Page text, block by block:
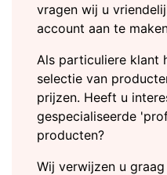
vragen wij u
account aan te
Als particuliere klant
selectie van
prijzen. Heeft u
gespecialiseerde
producten?
Wij verwijzen u